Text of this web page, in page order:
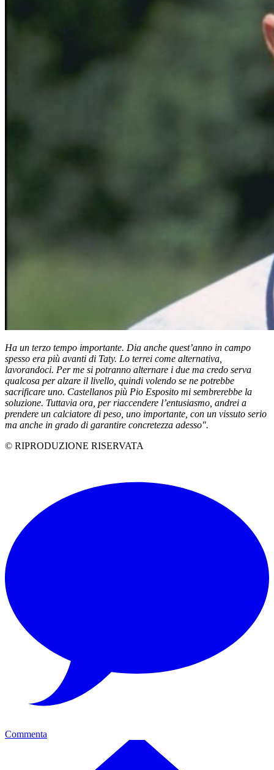
Ha un terzo tempo importante. Dia anche quest’anno in campo
spesso era più avanti di Taty. Lo terrei come alternativa,
lavorandoci. Per me si potranno alternare i due ma credo serva
qualcosa per alzare il livello, quindi volendo se ne potrebbe
sacrificare uno. Castellanos più Pio Esposito mi sembrerebbe la
soluzione. Tuttavia ora, per riaccendere l’entusiasmo, andrei a
prendere un calciatore di peso, uno importante, con un vissuto serio
ma anche in grado di garantire concretezza adesso".
© RIPRODUZIONE RISERVATA
Commenta